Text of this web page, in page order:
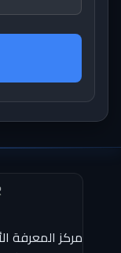
مركز المعرفة